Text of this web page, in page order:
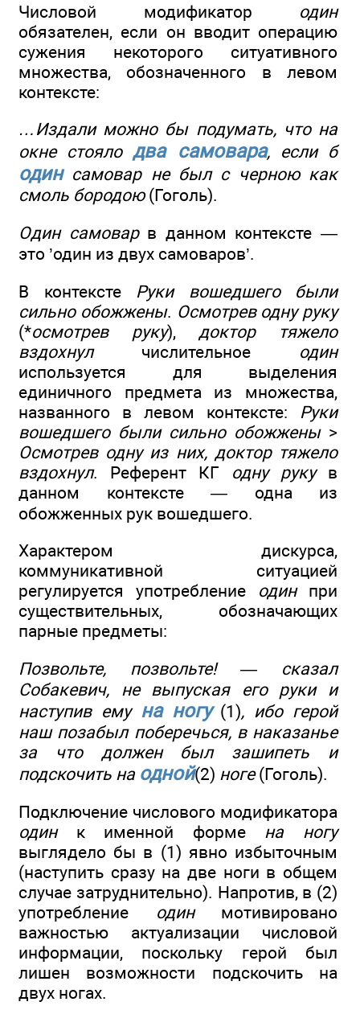
Числовой модификатор один
обязателен, если он вводит операцию
сужения некоторого ситуативного
множества, обозначенного в левом
контексте:
…Издали можно бы подумать, что на
окне стоялодва самовара, если б
одинсамовар не был с черною как
смоль бородою(Гоголь).
Один самоварв данном контексте —
это ’один из двух самоваров’.
В контексте Руки вошедшего были
сильно обожжены. Осмотрев одну руку
(*осмотрев руку),доктор тяжело
вздохнулчислительное один
используется для выделения
единичного предмета из множества,
названного в левом контексте: Руки
вошедшего были сильно обожжены>
Осмотрев одну из них, доктор тяжело
вздохнул. Референт КГ одну рукув
данном контексте — одна из
обожженных рук вошедшего.
Характером дискурса,
коммуникативной ситуацией
регулируется употребление одинпри
существительных, обозначающих
парные предметы:
Позвольте, позвольте! — сказал
Собакевич, не выпуская его руки и
наступив ему на ногу(1), ибо герой
наш позабыл поберечься, в наказанье
за что должен был зашипеть и
подскочить на одной(2) ноге(Гоголь).
Подключение числового модификатора
одинк именной форме на ногу
выглядело бы в (1) явно избыточным
(наступить сразу на две ноги в общем
случае затруднительно). Напротив, в (2)
употребление одинмотивировано
важностью актуализации числовой
информации, поскольку герой был
лишен возможности подскочить на
двух ногах.